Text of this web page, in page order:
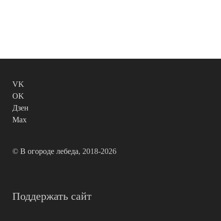
VK
OK
Дзен
Max
© В огороде лебеда, 2018-2026
Поддержать сайт